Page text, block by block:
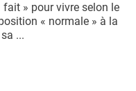
fait » pour vivre selon le
« normale » à la
...